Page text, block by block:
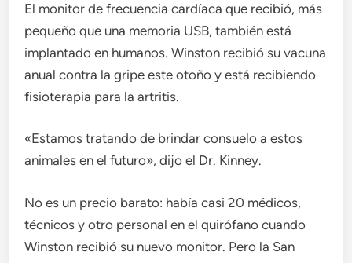
El monitor de frecuencia cardíaca que recibió, más
pequeño que una memoria USB, también está
implantado en humanos. Winston recibió su vacuna
anual contra la gripe este otoño y está recibiendo
fisioterapia para la artritis.
«Estamos tratando de brindar consuelo a estos
animales en el futuro», dijo el Dr. Kinney.
No es un precio barato: había casi 20 médicos,
técnicos y otro personal en el quirófano cuando
Winston recibió su nuevo monitor. Pero la San